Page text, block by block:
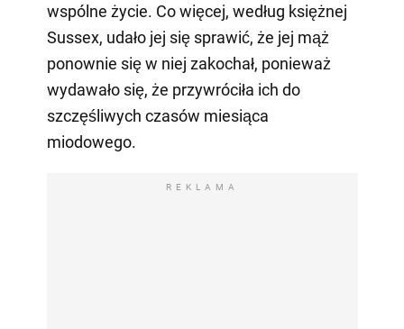
wspólne życie. Co więcej, według księżnej
Sussex, udało jej się sprawić, że jej mąż
ponownie się w niej zakochał, ponieważ
wydawało się, że przywróciła ich do
szczęśliwych czasów miesiąca
miodowego.
REKLAMA